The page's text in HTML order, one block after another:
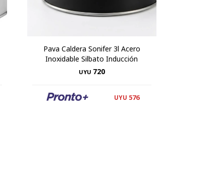
Pava Caldera Sonifer 3l Acero
Inoxidable Silbato Inducción
UYU 720
UYU 576